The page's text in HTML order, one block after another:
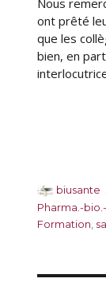
Nous
ont prêté
que les
bien, en
A
u
t
r
biusante
Pharma.-
Formation